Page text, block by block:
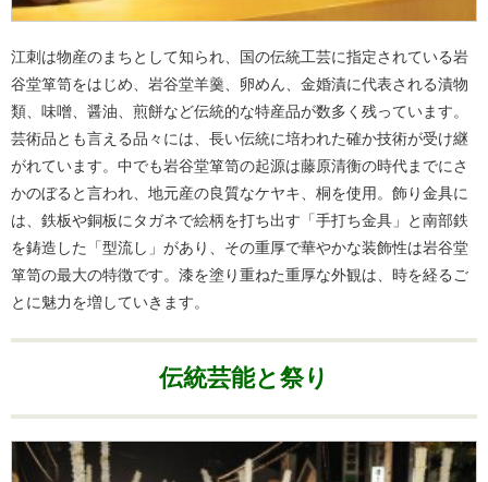
江刺は物産のまちとして知られ、国の伝統工芸に指定されている岩
谷堂箪笥をはじめ、岩谷堂羊羹、卵めん、金婚漬に代表される漬物
類、味噌、醤油、煎餅など伝統的な特産品が数多く残っています。
芸術品とも言える品々には、長い伝統に培われた確か技術が受け継
がれています。中でも岩谷堂箪笥の起源は藤原清衡の時代までにさ
かのぼると言われ、地元産の良質なケヤキ、桐を使用。飾り金具に
は、鉄板や銅板にタガネで絵柄を打ち出す「手打ち金具」と南部鉄
を鋳造した「型流し」があり、その重厚で華やかな装飾性は岩谷堂
箪笥の最大の特徴です。漆を塗り重ねた重厚な外観は、時を経るご
とに魅力を増していきます。
伝統芸能と祭り